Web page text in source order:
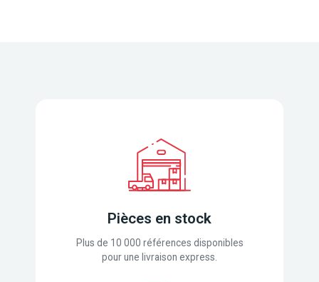
Pièces en stock
Plus de 10 000 références disponibles
pour une livraison express.